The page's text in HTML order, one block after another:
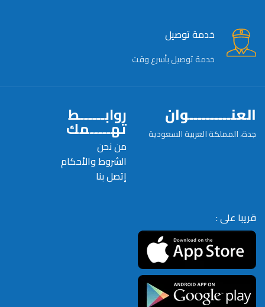
خدمة توصيل
خدمة توصيل بأسرع وقت
العنــــــــــوان
جدة، المملكة العربية السعودية
روابــــــط
تهـــــمك
من نحن
الشروط والأحكام
إتصل بنا
قريبا على :